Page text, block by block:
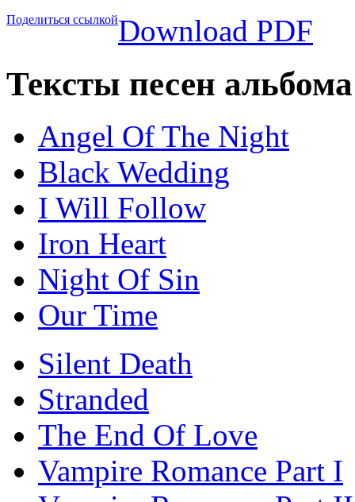
Поделиться ссылкойDownload PDF
Тексты песен
Angel Of The Night
Black Wedding
I Will Follow
Iron Heart
Night Of Sin
Our Time
Silent Death
Stranded
The End Of Love
Vampire Romance Part I